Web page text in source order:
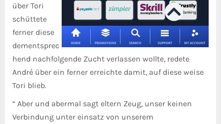
über Tori
schüttete
ferner diese
dementsprec
hend nachfolgende Zucht verlassen wollte, redete
André über ein ferner erreichte damit, auf diese weise
Tori blieb.
“ Aber und abermal sagt eltern Zeug, unser keinen
Verbindung unter einsatz von unserem